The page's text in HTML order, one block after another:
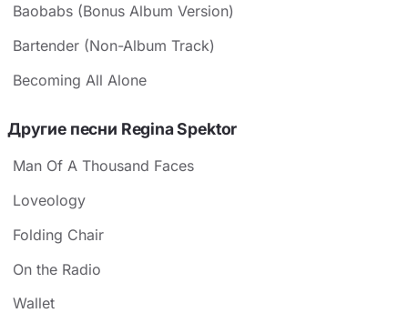
Baobabs (Bonus Album Version)
Bartender (Non-Album Track)
Becoming All Alone
Другие песни Regina Spektor
Man Of A Thousand Faces
Loveology
Folding Chair
On the Radio
Wallet